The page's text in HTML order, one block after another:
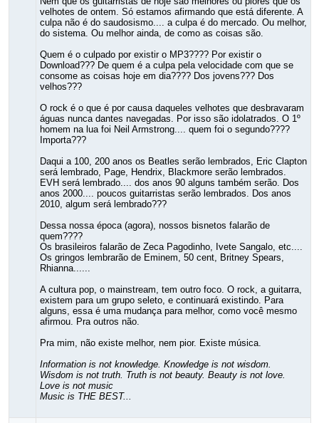
velhotes de ontem. Só estamos afirmando que está diferente. A
culpa não é do saudosismo.... a culpa é do mercado. Ou melhor,
do sistema. Ou melhor ainda, de como as coisas são.
Quem é o culpado por existir o MP3???? Por existir o
Download??? De quem é a culpa pela velocidade com que se
consome as coisas hoje em dia???? Dos jovens??? Dos
velhos???
O rock é o que é por causa daqueles velhotes que desbravaram
águas nunca dantes navegadas. Por isso são idolatrados. O 1º
homem na lua foi Neil Armstrong.... quem foi o segundo????
Importa???
Daqui a 100, 200 anos os Beatles serão lembrados, Eric Clapton
será lembrado, Page, Hendrix, Blackmore serão lembrados.
EVH será lembrado.... dos anos 90 alguns também serão. Dos
anos 2000.... poucos guitarristas serão lembrados. Dos anos
2010, algum será lembrado???
Dessa nossa época (agora), nossos bisnetos falarão de
quem????
Os brasileiros falarão de Zeca Pagodinho, Ivete Sangalo, etc....
Os gringos lembrarão de Eminem, 50 cent, Britney Spears,
Rhianna......
A cultura pop, o mainstream, tem outro foco. O rock, a guitarra,
existem para um grupo seleto, e continuará existindo. Para
alguns, essa é uma mudança para melhor, como você mesmo
afirmou. Pra outros não.
Pra mim, não existe melhor, nem pior. Existe música.
Information is not knowledge. Knowledge is not wisdom.
Wisdom is not truth. Truth is not beauty. Beauty is not love.
Love is not music
Music is THE BEST...